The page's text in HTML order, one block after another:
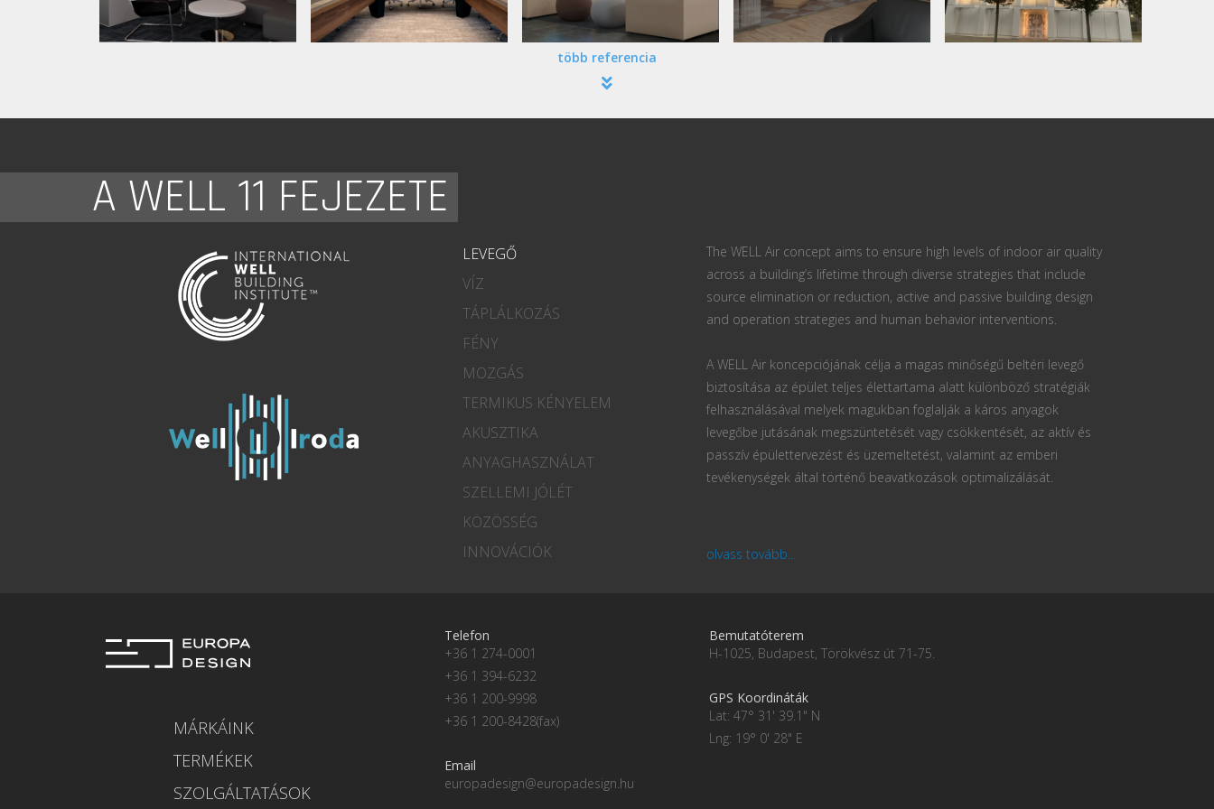
több referencia
A WELL 11 FEJEZETE
LEVEGŐ
VÍZ
TÁPLÁLKOZÁS
FÉNY
MOZGÁS
TERMIKUS KÉNYELEM
AKUSZTIKA
ANYAGHASZNÁLAT
SZELLEMI JÓLÉT
KÖZÖSSÉG
INNOVÁCIÓK
The WELL Air concept aims to ensure high levels of indoor air quality
across a building’s lifetime through diverse strategies that include
source elimination or reduction, active and passive building design
and operation strategies and human behavior interventions.
A WELL Air koncepciójának célja a magas minőségű beltéri levegő
biztosítása az épület teljes élettartama alatt különböző stratégiák
felhasználásával melyek magukban foglalják a káros anyagok
levegőbe jutásának megszüntetését vagy csökkentését, az aktív és
passzív épülettervezést és üzemeltetést, valamint az emberi
tevékenységek által történő beavatkozások optimalizálását.
olvass tovább...
MÁRKÁINK
TERMÉKEK
SZOLGÁLTATÁSOK
Telefon
+36 1 274-0001
+36 1 394-6232
+36 1 200-9998
+36 1 200-8428(fax)
Email
europadesign@europadesign.hu
Bemutatóterem
H-1025, Budapest, Törökvész út 71-75.
GPS Koordináták
Lat: 47° 31' 39.1" N
Lng: 19° 0' 28" E